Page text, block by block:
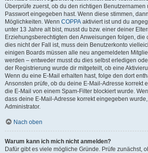
Überprüfe zuerst, ob du den richtigen Benutzernamen
Passwort eingegeben hast. Wenn diese stimmen,
Möglichkeiten. Wenn COPPA aktiviert ist und du
unter 13 Jahre alt bist, musst du bzw. einer deiner
Erziehungsberechtigten den Anweisungen folgen, die
dies nicht der Fall ist, muss dein Benutzerkonto
einigen Boards müssen alle neu angemeldeten
werden – entweder musst du dies selbst erledigen
der Registrierung wurde dir mitgeteilt, ob eine
Wenn du eine E-Mail erhalten hast, folge den dort
Ansonsten prüfe, ob du deine E-Mail-Adresse korrekt
die E-Mail von einem Spam-Filter blockiert wurde.
dass deine E-Mail-Adresse korrekt eingegeben
Administrator.
Nach oben
Warum kann ich mich nicht anmelden?
Dafür gibt es viele mögliche Gründe. Prüfe zunächst,